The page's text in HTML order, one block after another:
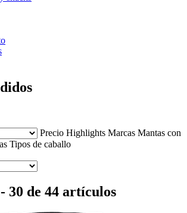
Precio Highlights Marcas Mantas con
Tipos de caballo
30 de 44 artículos